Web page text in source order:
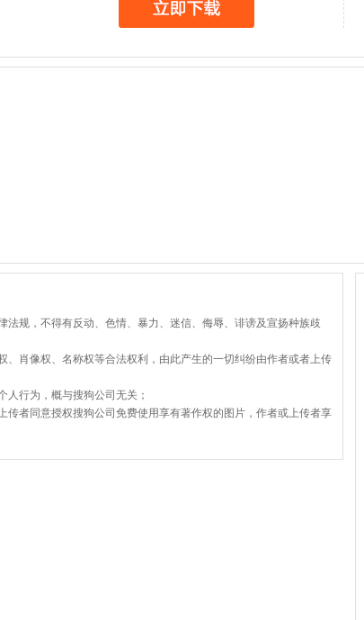
规，不得有反动、色情、暴力、迷信、侮辱、诽谤及宣扬种族歧
肖像权、名称权等合法权利，由此产生的一切纠纷由作者或者上传
人行为，概与搜狗公司无关；
者同意授权搜狗公司免费使用享有著作权的图片，作者或上传者享